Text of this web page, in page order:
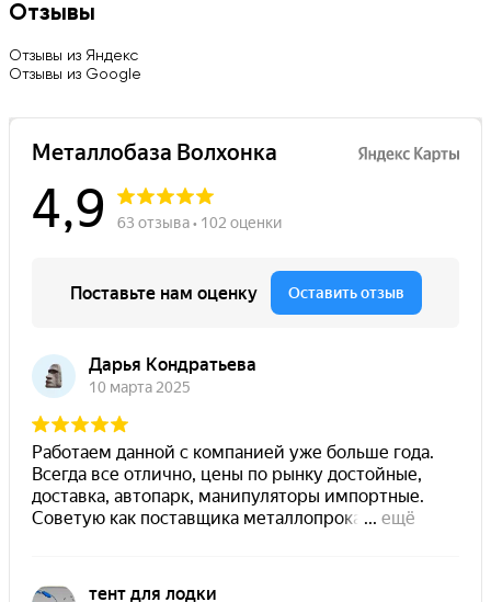
Отзывы
Отзывы из Яндекс
Отзывы из Google